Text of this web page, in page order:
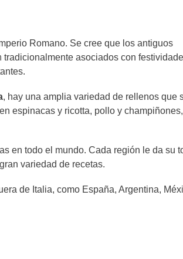
Romano. Se cree que los antiguos
tradicionalmente asociados con
, hay una amplia variedad de rellenos que
espinacas y ricotta, pollo y
en todo el mundo. Cada región le da su
variedad de recetas.
de Italia, como España, Argentina,